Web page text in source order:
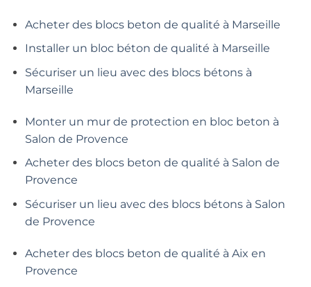
Acheter des blocs beton de qualité à Marseille
Installer un bloc béton de qualité à Marseille
Sécuriser un lieu avec des blocs bétons à
Marseille
Monter un mur de protection en bloc beton à
Salon de Provence
Acheter des blocs beton de qualité à Salon de
Provence
Sécuriser un lieu avec des blocs bétons à Salon
de Provence
Acheter des blocs beton de qualité à Aix en
Provence